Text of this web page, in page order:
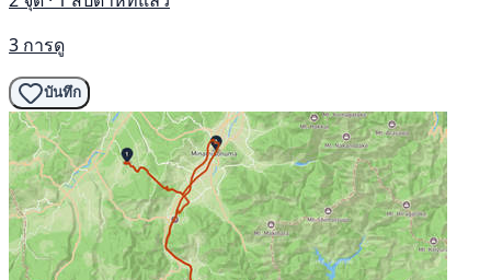
3 การดู
บันทึก